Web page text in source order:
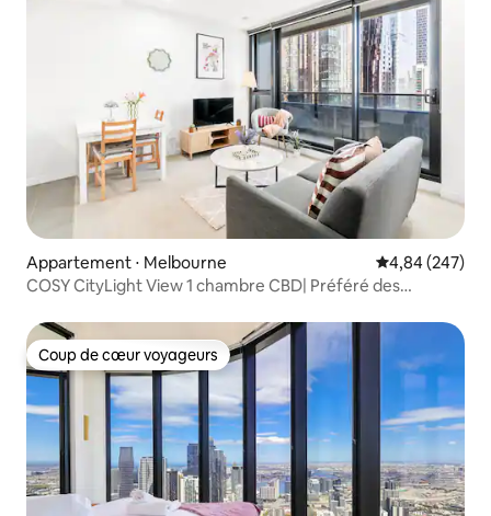
Appartement ⋅ Melbourne Évaluation
4,84 (247)
COSY CityLight View 1 chambre CBD| Préféré des
Coup de cœur voyageurs
Coup de cœur voyageurs